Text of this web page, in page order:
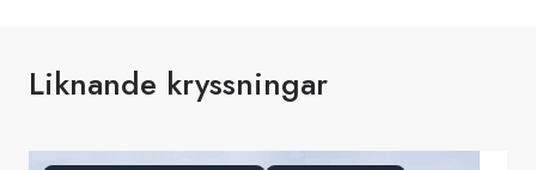
Liknande kryssningar